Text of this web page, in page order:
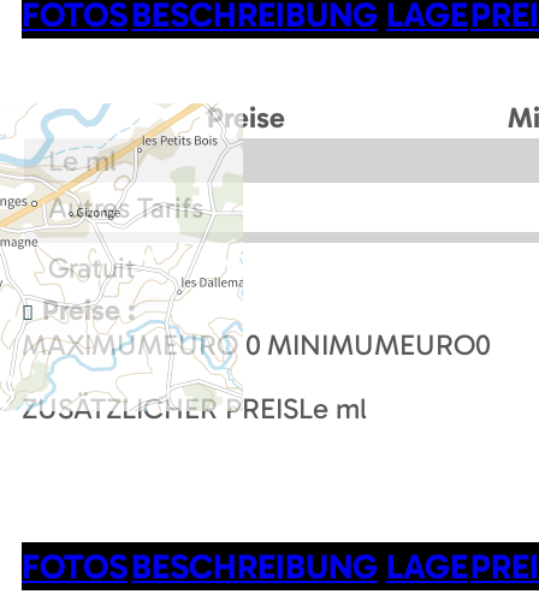
FOTOSBESCHREIBUNG LAGE
Preise
Le ml
Autres Tarifs
Gratuit
Preise :
MAXIMUMEURO0 MINIMUMEURO0
ZUSÄTZLICHER PREISLe ml
FOTOSBESCHREIBUNG LAGE